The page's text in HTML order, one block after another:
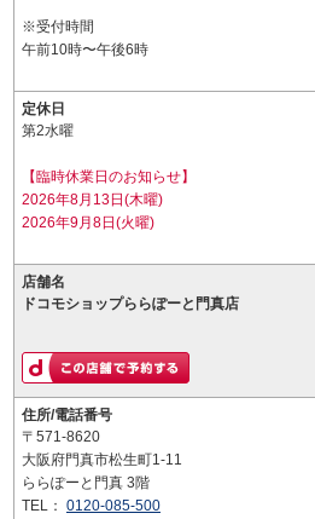
※受付時間
午前10時〜午後6時
定休日
第2水曜
【臨時休業日のお知らせ】
2026年8月13日(木曜)
2026年9月8日(火曜)
店舗名
ドコモショップららぽーと門真店
住所/電話番号
〒571-8620
大阪府門真市松生町1-11
ららぽーと門真 3階
TEL： 0120-085-500